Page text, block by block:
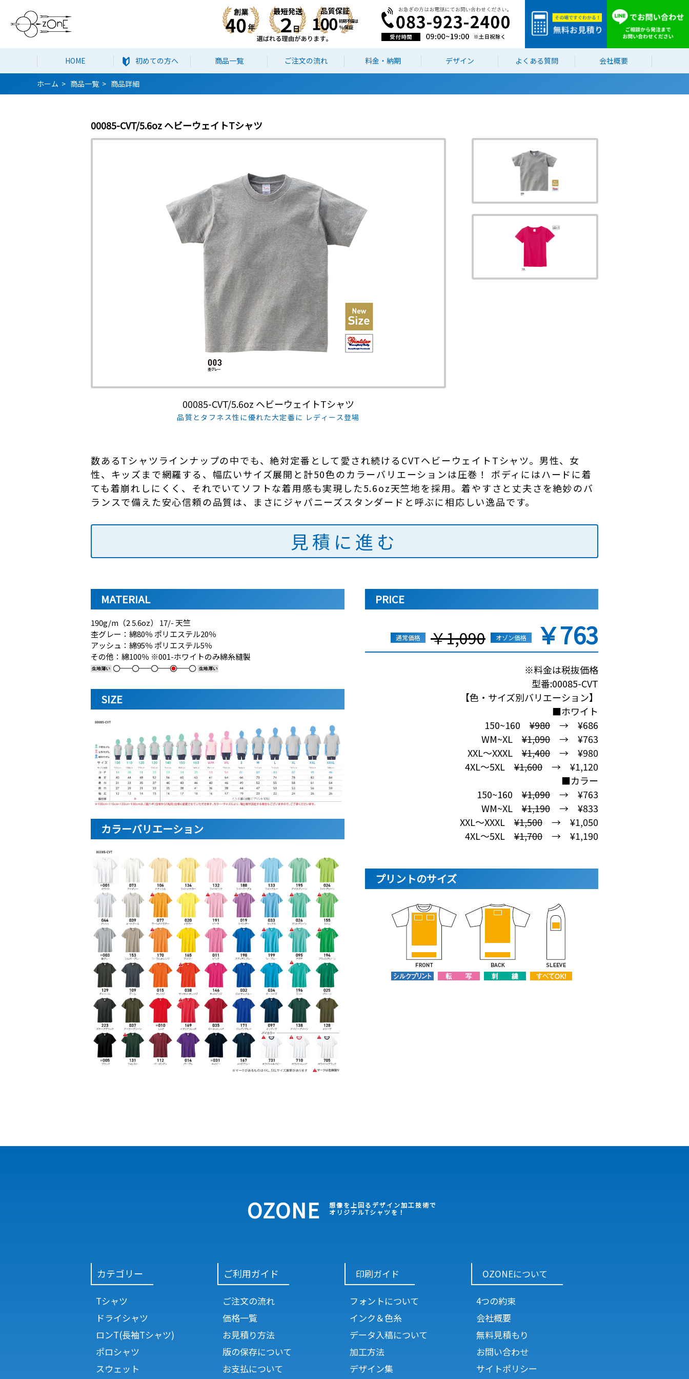
HOME 初めての方へ 商品一覧 ご注文の流れ 料金・納期 デザイン よくある質問 会社概要
ホーム 商品一覧 商品詳細
00085-CVT/5.6oz ヘビーウェイトTシャツ
00085-CVT/5.6oz ヘビーウェイトTシャツ
品質とタフネス性に優れた大定番に レディース登場
数あるTシャツラインナップの中でも、絶対定番として愛され続けるCVTヘビーウェイトTシャツ。男性、女
性、キッズまで網羅する、幅広いサイズ展開と計50色のカラーバリエーションは圧巻！ ボディにはハードに着
ても着崩れしにくく、それでいてソフトな着用感も実現した5.6oz天竺地を採用。着やすさと丈夫さを絶妙のバ
ランスで備えた安心信頼の品質は、まさにジャパニーズスタンダードと呼ぶに相応しい逸品です。
見積に進む
MATERIAL
190g/m（2 5.6oz） 17/- 天竺
杢グレー：綿80％ ポリエステル20％
アッシュ：綿95％ ポリエステル5％
その他：綿100％ ※001-ホワイトのみ綿糸縫製
SIZE
カラーバリエーション
PRICE
通常価格 ￥1,090 オゾン価格 ￥763
※料金は税抜価格
型番:00085-CVT
【色・サイズ別バリエーション】
■ホワイト
150~160 ¥980→ ¥686
WM~XL ¥1,090→ ¥763
XXL～XXXL ¥1,400→ ¥980
4XL～5XL ¥1,600→ ¥1,120
■カラー
150~160 ¥1,090→ ¥763
WM~XL ¥1,190→ ¥833
XXL～XXXL ¥1,500→ ¥1,050
4XL～5XL ¥1,700→ ¥1,190
プリントのサイズ
OZONE
想像を上回るデザイン加工技術で
オリジナルTシャツを！
カテゴリー
Tシャツ
ドライシャツ
ロンT(長袖Tシャツ)
ポロシャツ
スウェット
ご利用ガイド
ご注文の流れ
価格一覧
お見積り方法
版の保存について
お支払について
印刷ガイド
フォントについて
インク＆色糸
データ入稿について
加工方法
デザイン集
OZONEについて
4つの約束
会社概要
無料見積もり
お問い合わせ
サイトポリシー